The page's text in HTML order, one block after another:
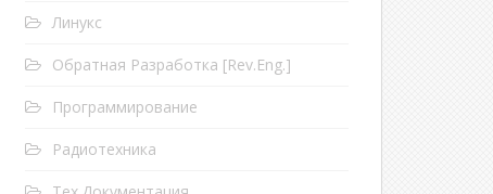
Линукс
Обратная Разработка [Rev.Eng.]
Программирование
Радиотехника